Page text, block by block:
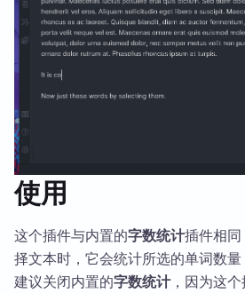
使用
这个插件与内置的字数统计插件相
择文本时，它会统计所选的单词数量
建议关闭内置的字数统计，因为这